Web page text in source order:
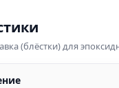
(блёстки) для